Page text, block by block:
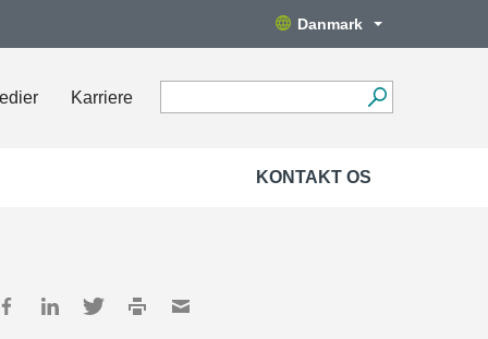
Danmark
Karriere
KONTAKT OS